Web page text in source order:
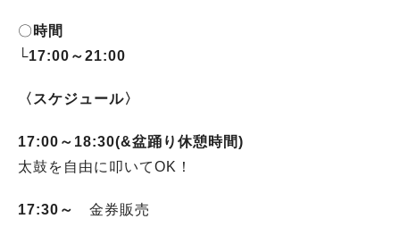
〇 時間
└17:00～21:00
〈スケジュール〉
17:00～18:30(&盆踊り休憩時間)
太鼓を自由に叩いてOK！
17:30～ 金券販売